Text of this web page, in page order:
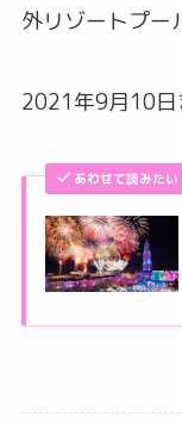
外リゾートプー
2021年9月10日
あわせて読みたい